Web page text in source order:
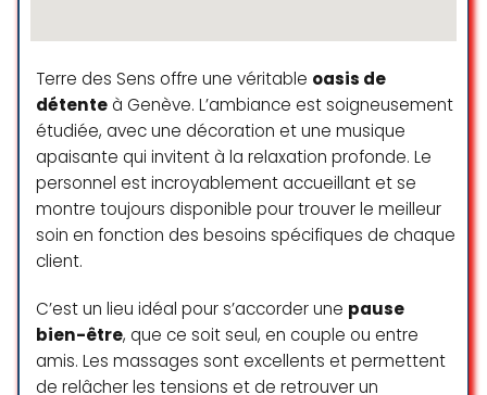
Terre des Sens offre une véritable oasis de
détenteà Genève. L’ambiance est soigneusement
étudiée, avec une décoration et une musique
apaisante qui invitent à la relaxation profonde. Le
personnel est incroyablement accueillant et se
montre toujours disponible pour trouver le meilleur
soin en fonction des besoins spécifiques de chaque
client.
C’est un lieu idéal pour s’accorder une pause
bien-être, que ce soit seul, en couple ou entre
amis. Les massages sont excellents et permettent
de relâcher les tensions et de retrouver un